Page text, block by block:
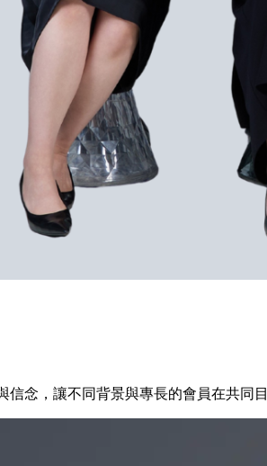
念，讓不同背景與專長的會員在共同